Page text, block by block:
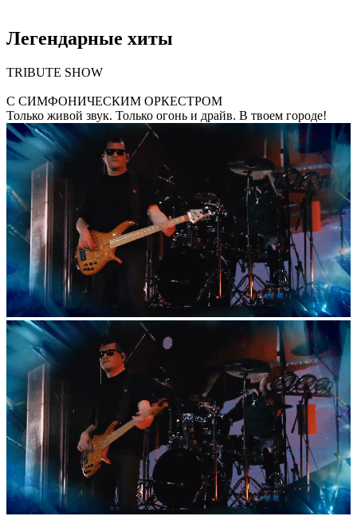
Легендарные хиты
TRIBUTE SHOW
С СИМФОНИЧЕСКИМ ОРКЕСТРОМ
Только живой звук. Только огонь и драйв. В твоем городе!